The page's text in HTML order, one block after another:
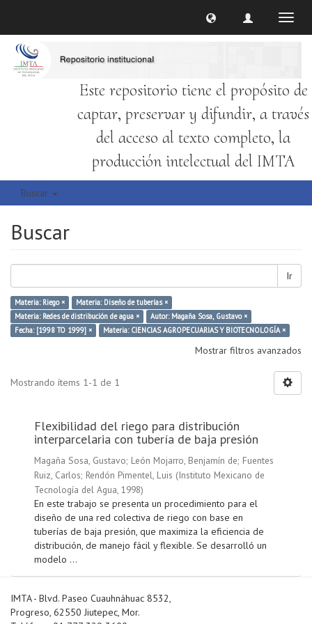
Este repositorio tiene el propósito de
captar, preservar y difundir, a través
del acceso al texto completo, la
producción intelectual del IMTA
Buscar
Buscar
Ir
Materia: Riego ×
Materia: Diseño de tuberías ×
Materia: Redes de distribución de agua ×
Autor: Magaña Sosa, Gustavo ×
Fecha: [1998 TO 1999] ×
Materia: CIENCIAS AGROPECUARIAS Y BIOTECNOLOGÍA ×
Mostrar filtros avanzados
Mostrando ítems 1-1 de 1
Flexibilidad del riego para distribución
interparcelaria con tubería de baja presión
Magaña Sosa, Gustavo; León Mojarro, Benjamín de; Fuentes
Ruiz, Carlos; Rendón Pimentel, Luis (Instituto Mexicano de
Tecnología del Agua, 1998)
En este trabajo se presenta un procedimiento para el
diseño de una red colectiva de riego con base en
tuberías de baja presión, que maximiza la eficiencia de
distribución, de manejo fácil y flexible. Se desarrolló un
modelo ...
IMTA - Blvd. Paseo Cuauhnáhuac 8532,
Progreso, 62550 Jiutepec, Mor.